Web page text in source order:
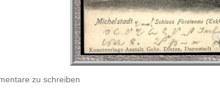
zu schreiben